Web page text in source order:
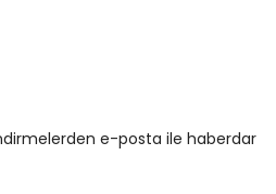
e-posta ile haberdar